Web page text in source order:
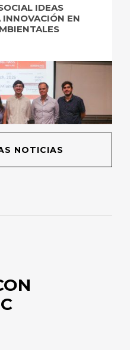
IDEAS
INNOVACIÓN EN
NOTICIAS